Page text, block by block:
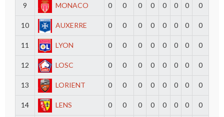
9 MONACO 0 0 0 0 0 0 0 0
10 AUXERRE 0 0 0 0 0 0 0 0
11 LYON 0 0 0 0 0 0 0 0
12 LOSC 0 0 0 0 0 0 0 0
13 LORIENT 0 0 0 0 0 0 0 0
14 LENS 0 0 0 0 0 0 0 0